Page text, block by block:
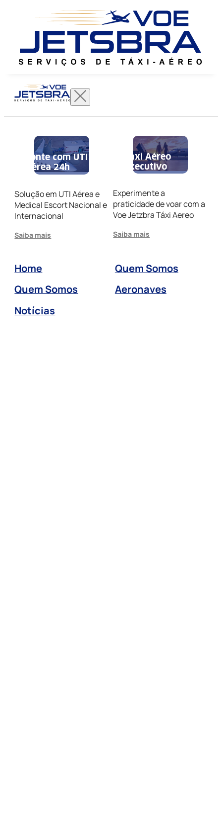
Conte com UTI
Aérea 24h
Solução em UTI Aérea e
Medical Escort Nacional e
Internacional
Saiba mais
Táxi Aéreo
Executivo
Experimente a
praticidade de voar com a
Voe Jetzbra Táxi Aereo
Saiba mais
Home
Quem Somos
Quem Somos
Aeronaves
Notícias